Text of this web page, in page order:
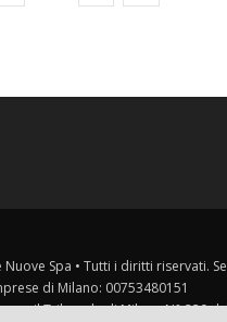
Nuove Spa • Tutti i diritti riservati.
di Milano: 00753480151
il Tribunale di Milano N° 220